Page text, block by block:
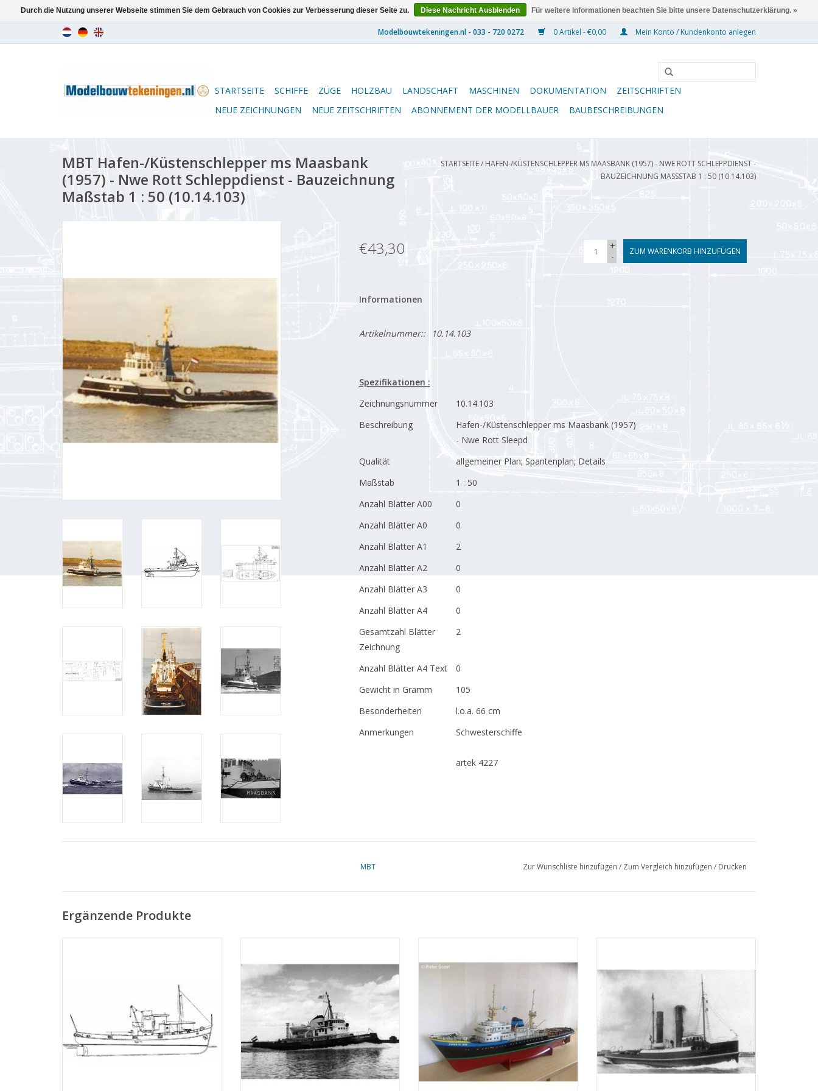
0 Artikel - €0,00 Mein Konto / Kundenkonto anlegen
STARTSEITE SCHIFFE ZÜGE HOLZBAU LANDSCHAFT MASCHINEN DOKUMENTATION
ZEITSCHRIFTEN
NEUE ZEICHNUNGEN
NEUE ZEITSCHRIFTEN ABONNEMENT DER MODELLBAUER BAUBESCHREIBUNGEN
MBT Hafen-/Küstenschlepper ms Maasbank
(1957) - Nwe Rott Schleppdienst - Bauzeichnung
Maßstab 1 : 50 (10.14.103)
STARTSEITE/ HAFEN-/KÜSTENSCHLEPPER MS MAASBANK (1957) - NWE ROTT SCHLEPPDIENST -
BAUZEICHNUNG MASSSTAB 1 : 50 (10.14.103)
€43,30
+
-
ZUM WARENKORB HINZUFÜGEN
Informationen
Artikelnummer:: 10.14.103
Spezifikationen :
Zeichnungsnummer
10.14.103
Beschreibung
Hafen-/Küstenschlepper ms Maasbank (1957)
- Nwe Rott Sleepd
Qualität
allgemeiner Plan; Spantenplan; Details
Maßstab
1 : 50
Anzahl Blätter A00
0
Anzahl Blätter A0
0
Anzahl Blätter A1
2
Anzahl Blätter A2
0
Anzahl Blätter A3
0
Anzahl Blätter A4
0
Gesamtzahl Blätter
Zeichnung
2
Anzahl Blätter A4 Text
0
Gewicht in Gramm
105
Besonderheiten
l.o.a. 66 cm
Anmerkungen
Schwesterschiffe
artek 4227
MBT Zur Wunschliste hinzufügen / Zum Vergleich hinzufügen / Drucken
Ergänzende Produkte
nach 1958 "Antar" - Bauzeichnung
Maßstab 1 : 100 (10.14.003)
ZUM WARENKORB HINZUFÜGEN
ZUM WARENKORB HINZUFÜGEN
Maßstab 1 : 80 (10.14.006)
ZUM WARENKORB HINZUFÜGEN
Durch die Nutzung unserer Webseite stimmen Sie dem Gebrauch von Cookies zur Verbesserung dieser Seite zu. Diese Nachricht Ausblenden Für weitere Informationen beachten Sie bitte unsere Datenschutzerklärung. »